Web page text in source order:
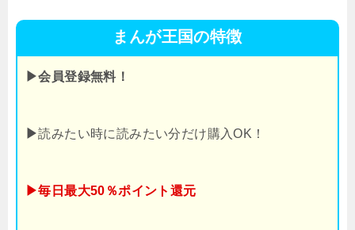
まんが王国の特徴
▶会員登録無料！
▶読みたい時に読みたい分だけ購入OK！
▶毎日最大50％ポイント還元